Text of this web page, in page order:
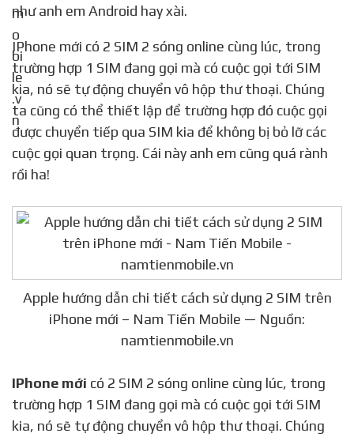
như anh em Android hay xài.
IPhone mới có 2 SIM 2 sóng online cùng lúc, trong
trường hợp 1 SIM đang gọi mà có cuộc gọi tới SIM
kia, nó sẽ tự động chuyển vô hộp thư thoại. Chúng
ta cũng có thể thiết lập để trường hợp đó cuộc gọi
được chuyển tiếp qua SIM kia để không bị bỏ lỡ các
cuộc gọi quan trọng. Cái này anh em cũng quá rành
rồi ha!
Apple hướng dẫn chi tiết cách sử dụng 2 SIM trên
iPhone mới – Nam Tiến Mobile — Nguồn:
namtienmobile.vn
IPhone mới có 2 SIM 2 sóng online cùng lúc, trong
trường hợp 1 SIM đang gọi mà có cuộc gọi tới SIM
kia, nó sẽ tự động chuyển vô hộp thư thoại. Chúng